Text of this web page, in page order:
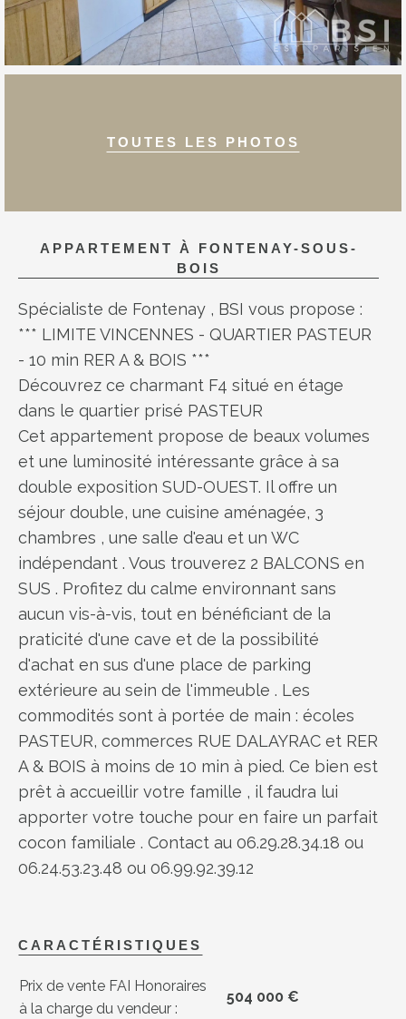
TOUTES LES PHOTOS
APPARTEMENT À FONTENAY-SOUS-
BOIS
Spécialiste de Fontenay , BSI vous propose :
*** LIMITE VINCENNES - QUARTIER PASTEUR
- 10 min RER A & BOIS ***
Découvrez ce charmant F4 situé en étage
dans le quartier prisé PASTEUR
Cet appartement propose de beaux volumes
et une luminosité intéressante grâce à sa
double exposition SUD-OUEST. Il offre un
séjour double, une cuisine aménagée, 3
chambres , une salle d'eau et un WC
indépendant . Vous trouverez 2 BALCONS en
SUS . Profitez du calme environnant sans
aucun vis-à-vis, tout en bénéficiant de la
praticité d'une cave et de la possibilité
d'achat en sus d'une place de parking
extérieure au sein de l'immeuble . Les
commodités sont à portée de main : écoles
PASTEUR, commerces RUE DALAYRAC et RER
A & BOIS à moins de 10 min à pied. Ce bien est
prêt à accueillir votre famille , il faudra lui
apporter votre touche pour en faire un parfait
cocon familiale . Contact au 06.29.28.34.18 ou
06.24.53.23.48 ou 06.99.92.39.12
CARACTÉRISTIQUES
Prix de vente FAI Honoraires
à la charge du vendeur :
504 000 €